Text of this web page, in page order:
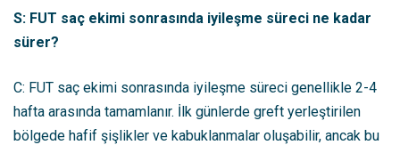
S: FUT saç ekimi sonrasında iyileşme süreci ne kadar
sürer?
C: FUT saç ekimi sonrasında iyileşme süreci genellikle 2-4
hafta arasında tamamlanır. İlk günlerde greft yerleştirilen
bölgede hafif şişlikler ve kabuklanmalar oluşabilir, ancak bu